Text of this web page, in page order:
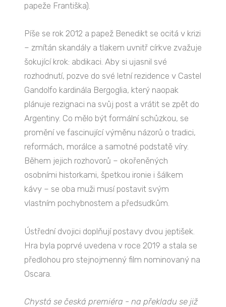
papeže Františka).
Píše se rok 2012 a papež Benedikt se ocitá v krizi
– zmítán skandály a tlakem uvnitř církve zvažuje
šokující krok: abdikaci. Aby si ujasnil své
rozhodnutí, pozve do své letní rezidence v Castel
Gandolfo kardinála Bergoglia, který naopak
plánuje rezignaci na svůj post a vrátit se zpět do
Argentiny. Co mělo být formální schůzkou, se
promění ve fascinující výměnu názorů o tradici,
reformách, morálce a samotné podstatě víry.
Během jejich rozhovorů – okořeněných
osobními historkami, špetkou ironie i šálkem
kávy – se oba muži musí postavit svým
vlastním pochybnostem a předsudkům.
Ústřední dvojici doplňují postavy dvou jeptišek.
Hra byla poprvé uvedena v roce 2019 a stala se
předlohou pro stejnojmenný film nominovaný na
Oscara.
Chystá se česká premiéra - na překladu se již